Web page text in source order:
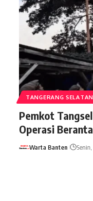
TANGERANG SELATAN
Pemkot
Operasi
Warta Banten